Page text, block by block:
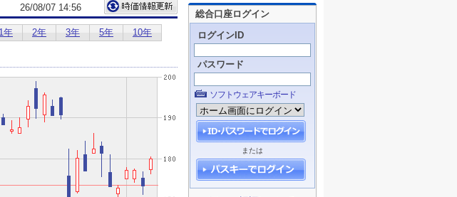
総合口座ログイン
ログインID
パスワード
ソフトウェアキーボード
または